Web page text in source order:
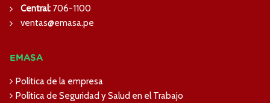
Central: 706-1100
ventas@emasa.pe
EMASA
Política de la empresa
Política de Seguridad y Salud en el Trabajo